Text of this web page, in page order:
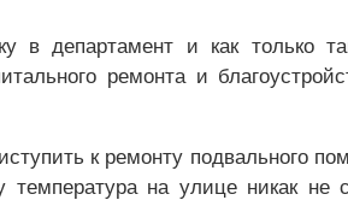
в департамент и как только
ремонта и
к ремонту подвального
на улице никак не